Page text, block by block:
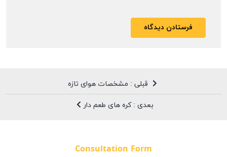
قبلی : مشخصات هوای تازه
بعدی : کره های طعم دار
Consultation Form